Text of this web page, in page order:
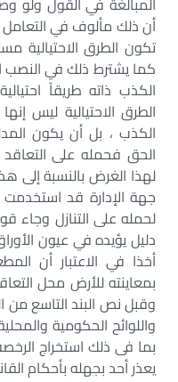
أن ذلك مألوف في التعامل
تكون الطرق الاحتيالية
كما يشترط ذلك في
الكذب ذاته طريقاً
الطرق الاحتيالية ليس
الكذب ، بل أن يكون
الحق فحمله على التعاقد
لهذا الغرض بالنسبة إلى
جهة الإدارة قد
لحمله على التنازل وجاء
دليل يؤيده في عيون
أخذا في الاعتبار أن
بمعاينته للأرض محل
وقبل نص البند التاسع من
واللوائح الحكومية
بما فى ذلك استخراج
يعذر أحد بجهله بأحكام